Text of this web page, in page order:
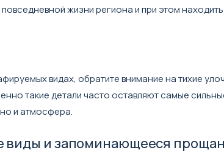
жизни региона и при этом
видах, обратите внимание на тихие
такие детали часто оставляют самые
и атмосфера.
виды и запоминающееся